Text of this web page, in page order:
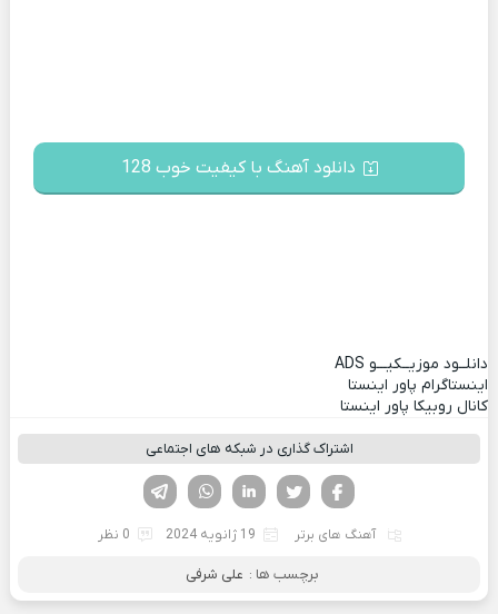
دانلود آهنگ با کیفیت خوب 128
دانلــود موزیــکیـــو ADS
اینستاگرام پاور اینستا
کانال روبیکا پاور اینستا
اشتراک گذاری در شبکه های اجتماعی
لینکدین تویتر
فیسوک
آهنگ های برتر 19 ژانویه 2024 0 نظر
برچسب ها : علی شرفی